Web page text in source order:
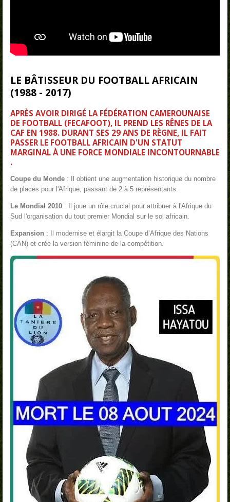
LE BÂTISSEUR DU FOOTBALL AFRICAIN
(1988 - 2017)
APRÈS AVOIR DIRIGÉ LA FÉDÉRATION CAMEROUNAISE
DE FOOTBALL (FECAFOOT), IL PREND LES RÊNES DE LA
CAF EN 1988. DURANT SES 29 ANS DE RÈGNE, IL FAIT
PASSER LE FOOTBALL AFRICAIN D'UN STATUT
MARGINAL À UNE FORCE MONDIALE INCONTOURNABLE
.
Coupe du Monde : Il obtient une augmentation historique du nombre
de places pour l'Afrique, passant de 2 à 5 représentants.
Le Mondial 2010 : Il joue un rôle crucial pour attribuer à l'Afrique du
Sud l'organisation du tout premier Mondial sur le sol africain.
Expansion : Il modernise et élargit la Coupe d’Afrique des Nations
(CAN) et crée la version féminine de la compétition.